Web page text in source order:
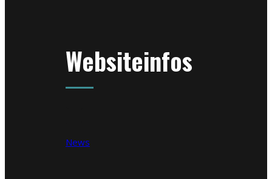
Websiteinfos
News